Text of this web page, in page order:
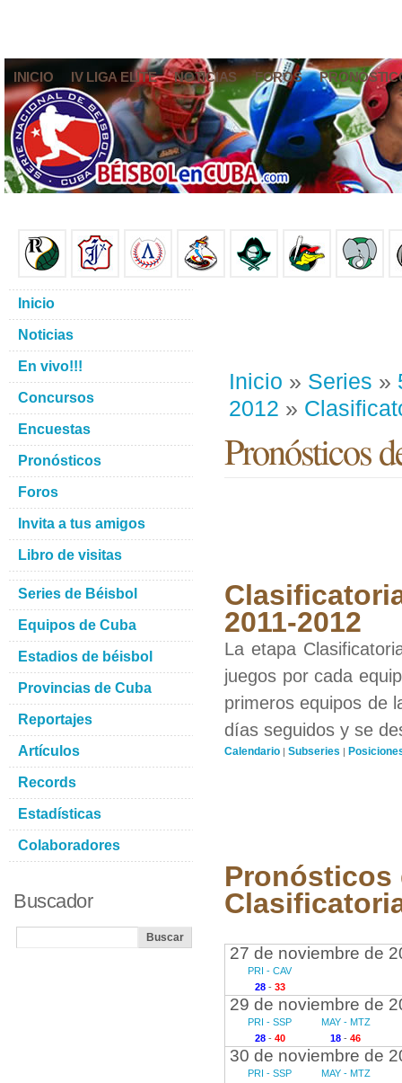
INICIO IV LIGA ELITE NOTICIAS FOROS
Inicio » Series »
2012 »
Pronósticos
2011-2012
La etapa
juegos por cada
primeros equipos de
días seguidos y se
Calendario | Subseries |
Pronósticos
27 de noviembre de
PRI - CAV
28- 33
29 de noviembre de
PRI - SSP
28- 40
MAY - MTZ
18 - 46
30 de noviembre de
PRI - SSP
MAY - MTZ
Inicio
Noticias
En vivo!!!
Concursos
Encuestas
Pronósticos
Foros
Invita a tus amigos
Libro de visitas
Series de Béisbol
Equipos de Cuba
Estadios de béisbol
Provincias de Cuba
Reportajes
Artículos
Records
Estadísticas
Colaboradores
Buscador